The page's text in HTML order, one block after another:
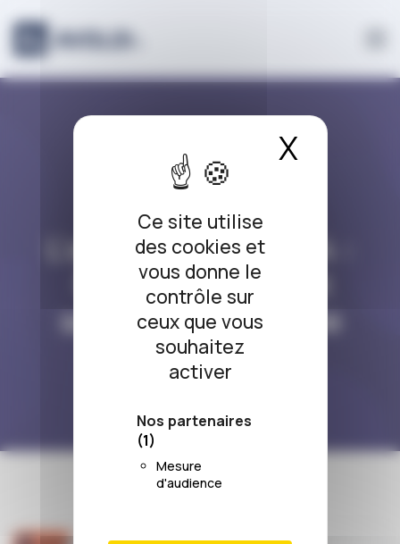
Panneau de gestion des cookies
Ce site utilise
des cookies et
vous donne le
contrôle sur
ceux que vous
souhaitez
activer
Nos partenaires
(1)
Mesure
d'audience
X
L’ARRÊT DU JOUR
L’arrêt du jour #424 :
Rappel à l’ordre et
sanction injustifiée
30/01/2026